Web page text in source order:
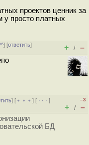
проектов ценник за
просто платных
] [ответить]
+ / –
] [ ﹢﹢﹢] [ · · ·]
–3
+ / –
БД